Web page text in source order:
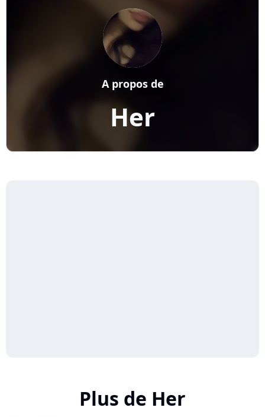
Her
A propos de
Plus de Her